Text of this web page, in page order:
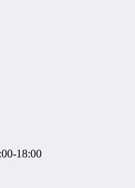
18:00